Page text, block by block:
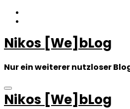
Zum
Inhalt
Nikos [We]bLog
Nur ein weiterer nutzloser
Nikos [We]bLog